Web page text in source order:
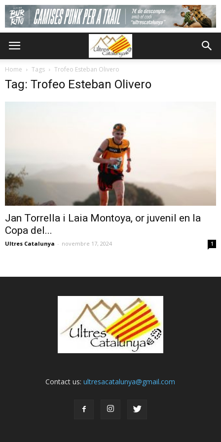
Home Tags Trofeo Esteban Olivero
Tag: Trofeo Esteban Olivero
Jan Torrella i Laia Montoya, or juvenil en la
Copa del...
Ultres Catalunya - novembre 17, 2024 1
Contact us:ultresacatalunya@gmail.com